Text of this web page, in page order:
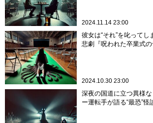
2024.11.14 23:00
彼女は“それ”を叱って
悲劇『呪われた卒業式の
2024.10.30 23:00
深夜の国道に立つ異様
ー運転手が語る“最恐”怪